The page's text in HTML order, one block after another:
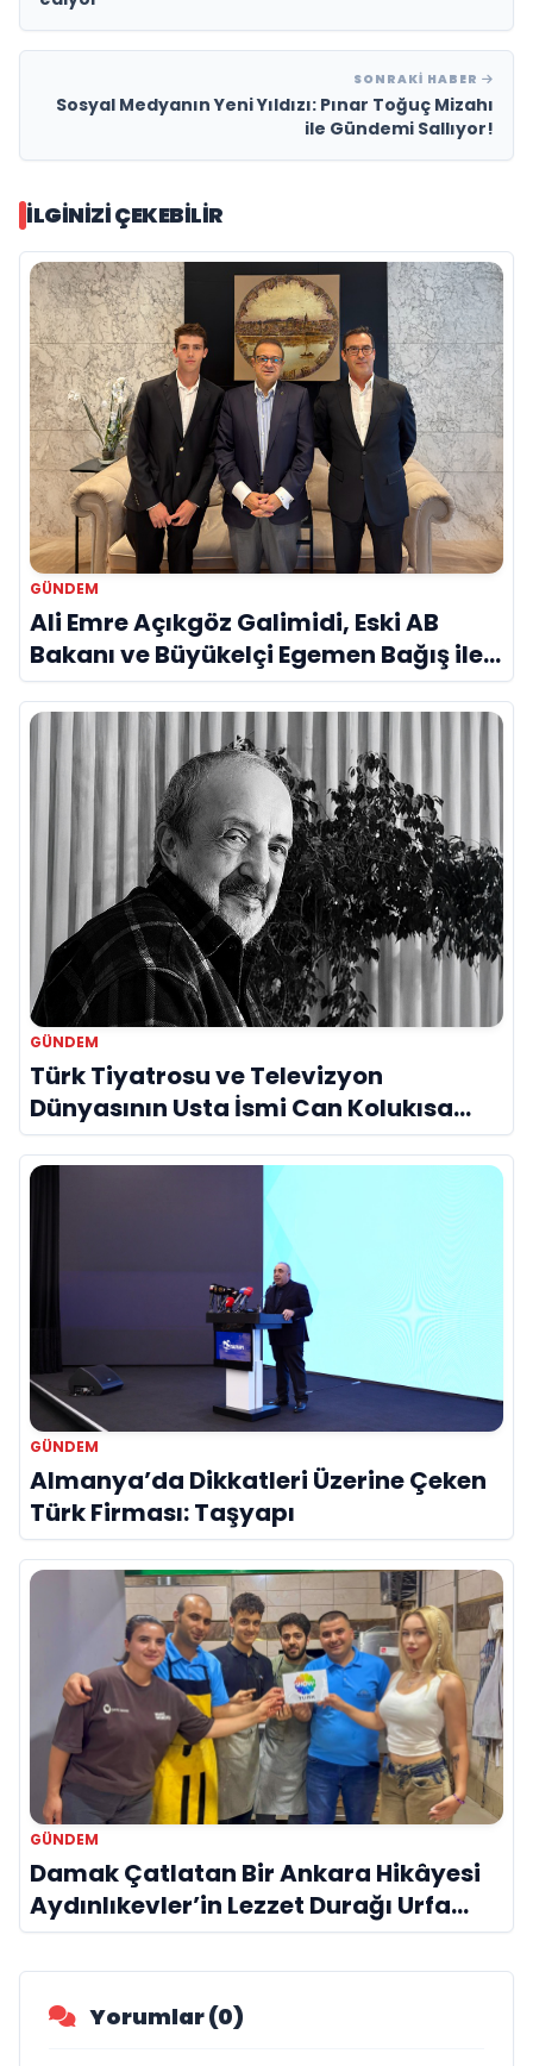
SONRAKI HABER
Sosyal Medyanın Yeni Yıldızı: Pınar Toğuç Mizahı
ile Gündemi Sallıyor!
İLGINIZI ÇEKEBILIR
GÜNDEM
Ali Emre Açıkgöz Galimidi, Eski AB
Bakanı ve Büyükelçi Egemen Bağış ile
Bir Araya Geldi
GÜNDEM
Türk Tiyatrosu ve Televizyon
Dünyasının Usta İsmi Can Kolukısa
Hayatını Kaybetti
GÜNDEM
Almanya’da Dikkatleri Üzerine Çeken
Türk Firması: Taşyapı
GÜNDEM
Damak Çatlatan Bir Ankara Hikâyesi
Aydınlıkevler’in Lezzet Durağı Urfa
Damak
Yorumlar (0)